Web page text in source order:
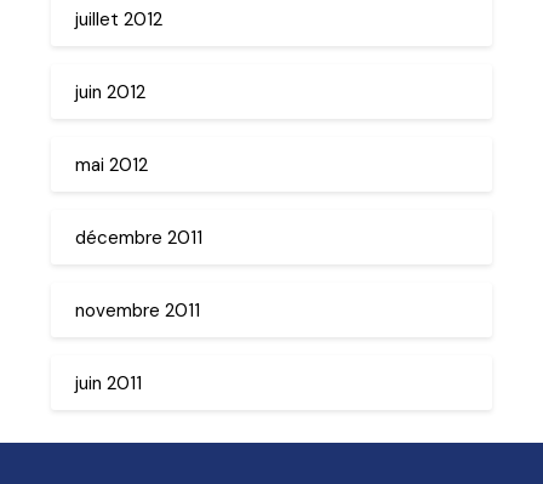
juillet 2012
juin 2012
mai 2012
décembre 2011
novembre 2011
juin 2011